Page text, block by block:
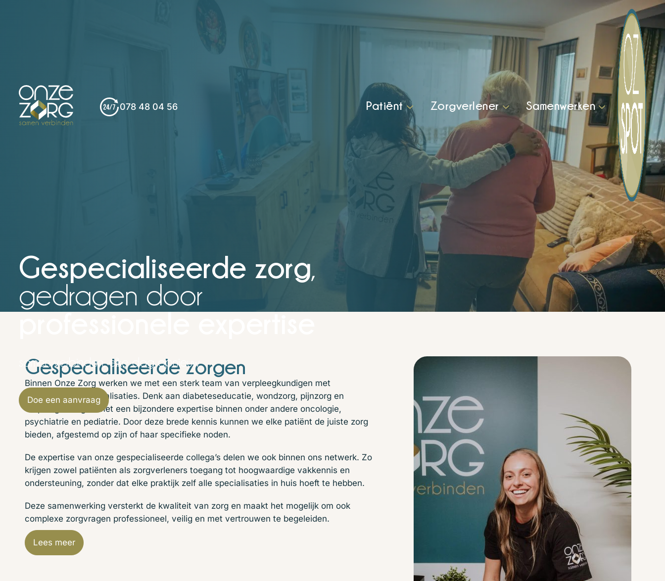
078 48 04 56 Patiënt Zorgverlener Samenwerken
Gespecialiseerde zorg,
gedragen door
professionele expertise
samen verbinden, elke dag opnieuw
Doe een aanvraag
Gespecialiseerde zorgen
Binnen Onze Zorg werken we met een sterk team van verpleegkundigen met
uiteenlopende specialisaties. Denk aan diabeteseducatie, wondzorg, pijnzorg en
verpleegkundigen met een bijzondere expertise binnen onder andere oncologie,
psychiatrie en pediatrie. Door deze brede kennis kunnen we elke patiënt de juiste zorg
bieden, afgestemd op zijn of haar specifieke noden.
De expertise van onze gespecialiseerde collega’s delen we ook binnen ons netwerk. Zo
krijgen zowel patiënten als zorgverleners toegang tot hoogwaardige vakkennis en
ondersteuning, zonder dat elke praktijk zelf alle specialisaties in huis hoeft te hebben.
Deze samenwerking versterkt de kwaliteit van zorg en maakt het mogelijk om ook
complexe zorgvragen professioneel, veilig en met vertrouwen te begeleiden.
Lees meer